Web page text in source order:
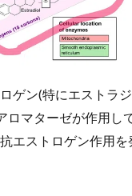
ゲン(特にエストラ
ロマターゼが作用し
エストロゲン作用